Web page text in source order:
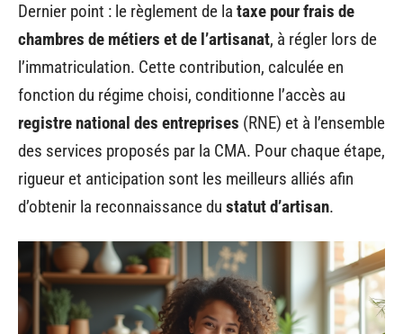
Dernier point : le règlement de la taxe pour frais de
chambres de métiers et de l’artisanat, à régler lors de
l’immatriculation. Cette contribution, calculée en
fonction du régime choisi, conditionne l’accès au
registre national des entreprises (RNE) et à l’ensemble
des services proposés par la CMA. Pour chaque étape,
rigueur et anticipation sont les meilleurs alliés afin
d’obtenir la reconnaissance du statut d’artisan.